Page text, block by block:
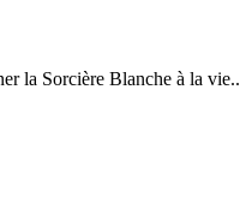
la Sorcière Blanche à la